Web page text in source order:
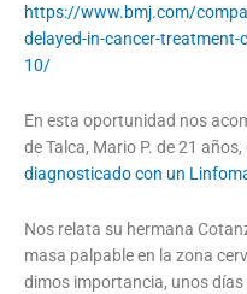
https://www.bmj.com/
delayed-in-cancer-
10/
En esta oportunidad nos
de Talca, Mario P. de 21
diagnosticado con un
Nos relata su hermana
masa palpable en la zona
dimos importancia, unos